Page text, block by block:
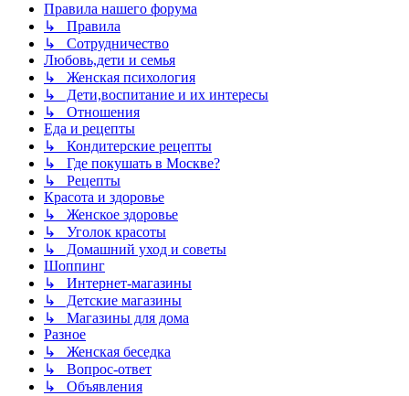
Правила нашего форума
↳ Правила
↳ Сотрудничество
Любовь,дети и семья
↳ Женская психология
↳ Дети,воспитание и их интересы
↳ Отношения
Еда и рецепты
↳ Кондитерские рецепты
↳ Где покушать в Москве?
↳ Рецепты
Красота и здоровье
↳ Женское здоровье
↳ Уголок красоты
↳ Домашний уход и советы
Шоппинг
↳ Интернет-магазины
↳ Детские магазины
↳ Магазины для дома
Разное
↳ Женская беседка
↳ Вопрос-ответ
↳ Объявления